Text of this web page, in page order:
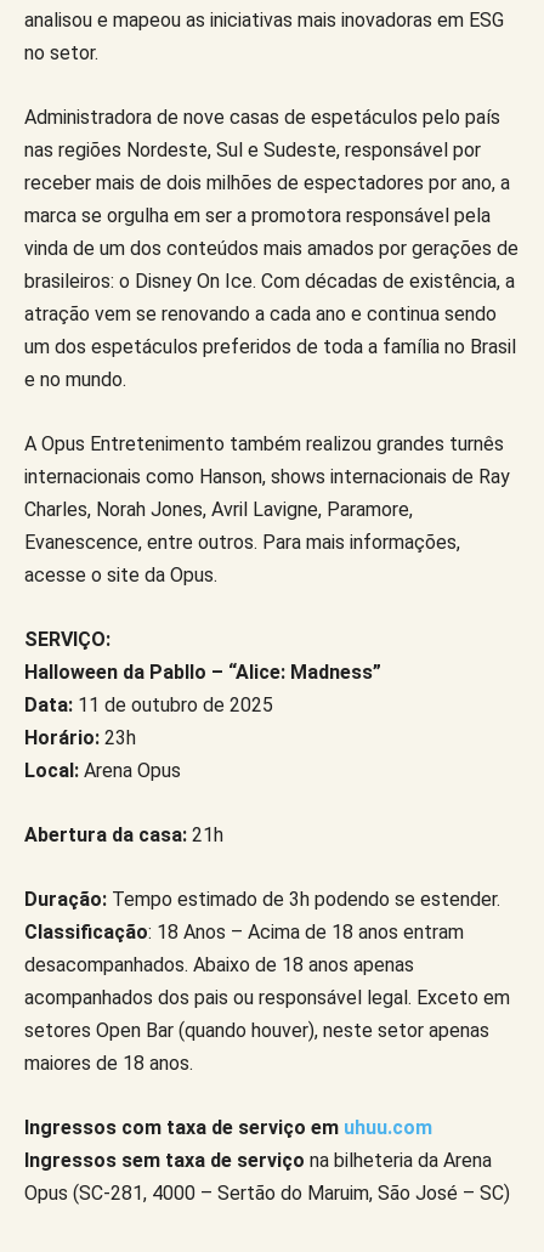
analisou e mapeou as iniciativas mais inovadoras em ESG
no setor.
Administradora de nove casas de espetáculos pelo país
nas regiões Nordeste, Sul e Sudeste, responsável por
receber mais de dois milhões de espectadores por ano, a
marca se orgulha em ser a promotora responsável pela
vinda de um dos conteúdos mais amados por gerações de
brasileiros: o Disney On Ice. Com décadas de existência, a
atração vem se renovando a cada ano e continua sendo
um dos espetáculos preferidos de toda a família no Brasil
e no mundo.
A Opus Entretenimento também realizou grandes turnês
internacionais como Hanson, shows internacionais de Ray
Charles, Norah Jones, Avril Lavigne, Paramore,
Evanescence, entre outros. Para mais informações,
acesse o site da Opus.
SERVIÇO:
Halloween da Pabllo – “Alice: Madness”
Data: 11 de outubro de 2025
Horário: 23h
Local: Arena Opus
Abertura da casa: 21h
Duração: Tempo estimado de 3h podendo se estender.
Classificação: 18 Anos – Acima de 18 anos entram
desacompanhados. Abaixo de 18 anos apenas
acompanhados dos pais ou responsável legal. Exceto em
setores Open Bar (quando houver), neste setor apenas
maiores de 18 anos.
Ingressos com taxa de serviço em uhuu.com
Ingressos sem taxa de serviço na bilheteria da Arena
Opus (SC-281, 4000 – Sertão do Maruim, São José – SC)